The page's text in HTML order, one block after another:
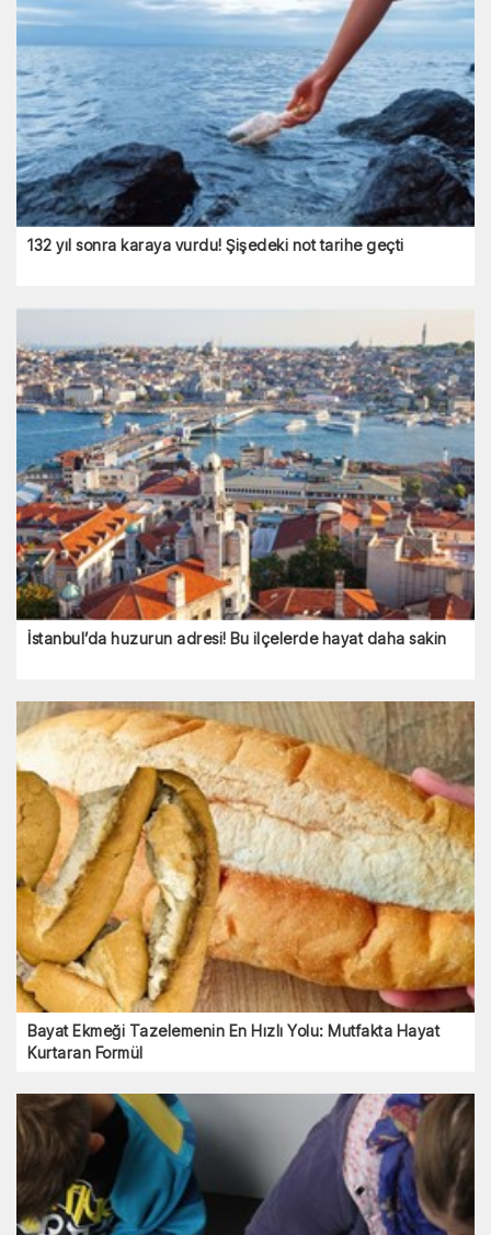
132 yıl sonra karaya vurdu! Şişedeki not tarihe geçti
İstanbul’da huzurun adresi! Bu ilçelerde hayat daha sakin
Bayat Ekmeği Tazelemenin En Hızlı Yolu: Mutfakta Hayat
Kurtaran Formül